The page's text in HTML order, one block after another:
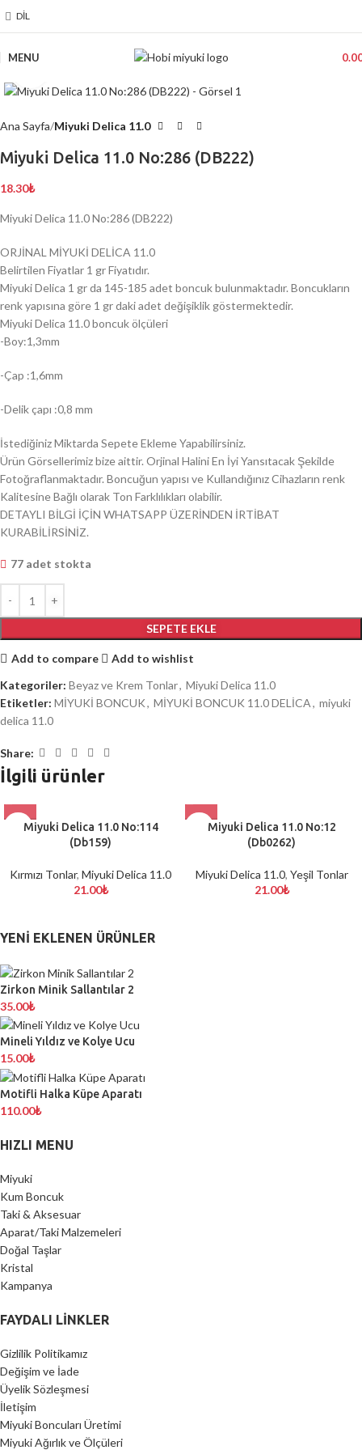
DIL
MENU
Ana Sayfa Miyuki Delica 11.0
Miyuki Delica 11.0 No:286 (DB222)
18.30₺
Miyuki Delica 11.0 No:286 (DB222)
ORJİNAL MİYUKİ DELİCA 11.0
Belirtilen Fiyatlar 1 gr Fiyatıdır.
Miyuki Delica 1 gr da 145-185 adet boncuk bulunmaktadır. Boncukların
renk yapısına göre 1 gr daki adet değişiklik göstermektedir.
Miyuki Delica 11.0 boncuk ölçüleri
-Boy:1,3mm
-Çap :1,6mm
-Delik çapı :0,8 mm
İstediğiniz Miktarda Sepete Ekleme Yapabilirsiniz.
Ürün Görsellerimiz bize aittir. Orjinal Halini En İyi Yansıtacak Şekilde
Fotoğraflanmaktadır. Boncuğun yapısı ve Kullandığınız Cihazların renk
Kalitesine Bağlı olarak Ton Farklılıkları olabilir.
DETAYLI BİLGİ İÇİN WHATSAPP ÜZERİNDEN İRTİBAT
KURABİLİRSİNİZ.
77 adet stokta
SEPETE EKLE
Add to compare
Add to wishlist
Kategoriler: Beyaz ve Krem Tonlar, Miyuki Delica 11.0
Etiketler: MİYUKİ BONCUK, MİYUKİ BONCUK 11.0 DELİCA, miyuki
delica 11.0
Share:
İlgili ürünler
Miyuki Delica 11.0 No:114
(Db159)
Kırmızı Tonlar, Miyuki Delica 11.0
21.00₺
Miyuki Delica 11.0 No:12
(Db0262)
Miyuki Delica 11.0, Yeşil Tonlar
21.00₺
YENI EKLENEN ÜRÜNLER
Zirkon Minik Sallantılar 2
35.00₺
Mineli Yıldız ve Kolye Ucu
15.00₺
Motifli Halka Küpe Aparatı
110.00₺
HIZLI MENU
Miyuki
Kum Boncuk
Taki & Aksesuar
Aparat/Taki Malzemeleri
Doğal Taşlar
Kristal
Kampanya
FAYDALI LİNKLER
Gizlilik Politikamız
Değişim ve İade
Üyelik Sözleşmesi
İletişim
Miyuki Boncuları Üretimi
Miyuki Ağırlık ve Ölçüleri